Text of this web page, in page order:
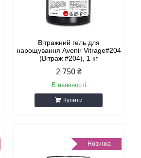
Вітражний гель для
нарощування Avenir Vitrage#204
(Вітраж #204), 1 кг
2 750 ₴
В наявності
Купити
Новинка